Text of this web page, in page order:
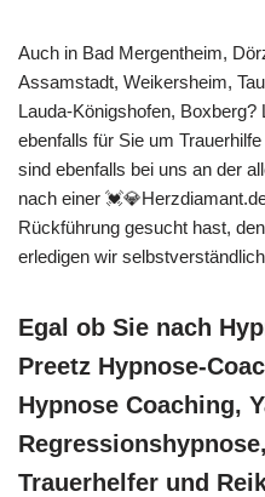
Auch in Bad Mergentheim,
Assamstadt, Weikersheim,
Lauda-Königshofen,
ebenfalls für Sie um
sind ebenfalls bei uns an der
nach einer
Rückführung gesucht hast,
erledigen wir
Egal ob Sie nach
Preetz Hypnose-
Hypnose Coaching,
Trauerhelfer und